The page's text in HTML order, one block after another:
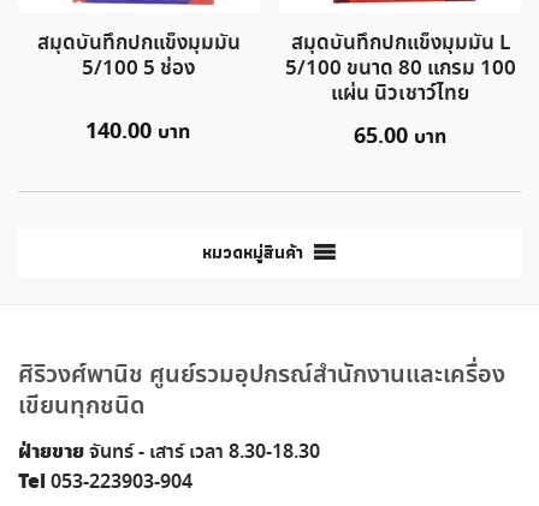
สมุดบันทึกปกแข็งมุมมัน
5/100 5 ช่อง
140.00
สมุดบันทึกปกแข็งมุมมัน L
5/100 ขนาด 80 แกรม 100
แผ่น นิวเชาว์ไทย
65.00
หมวดหมู่สินค้า
ศิริวงศ์พานิช ศูนย์รวมอุปกรณ์สำนักงานและเครื่อง
เขียนทุกชนิด
ฝ่ายขายจันทร์ - เสาร์ เวลา 8.30-18.30
Tel053-223903-904